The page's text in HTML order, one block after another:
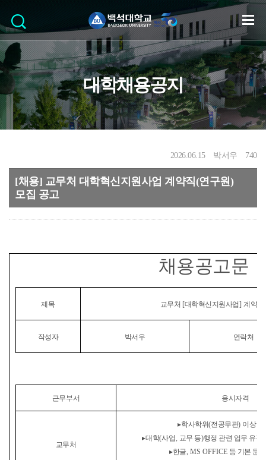
대학채용공지
2026.06.15 박서우 740
[채용] 교무처 대학혁신지원사업 계약직(연구원)
모집 공고
채용공고문
제목 교무처 [대학혁신지원사업] 계약직
작성자 박서우 연락처
근무부서 응시자격
교무처
▸학사학위(전공무관) 이상
▸대학(사업 교무 등)행정 관련 업무 유경
▸한글 , MS OFFICE 등 기본 문